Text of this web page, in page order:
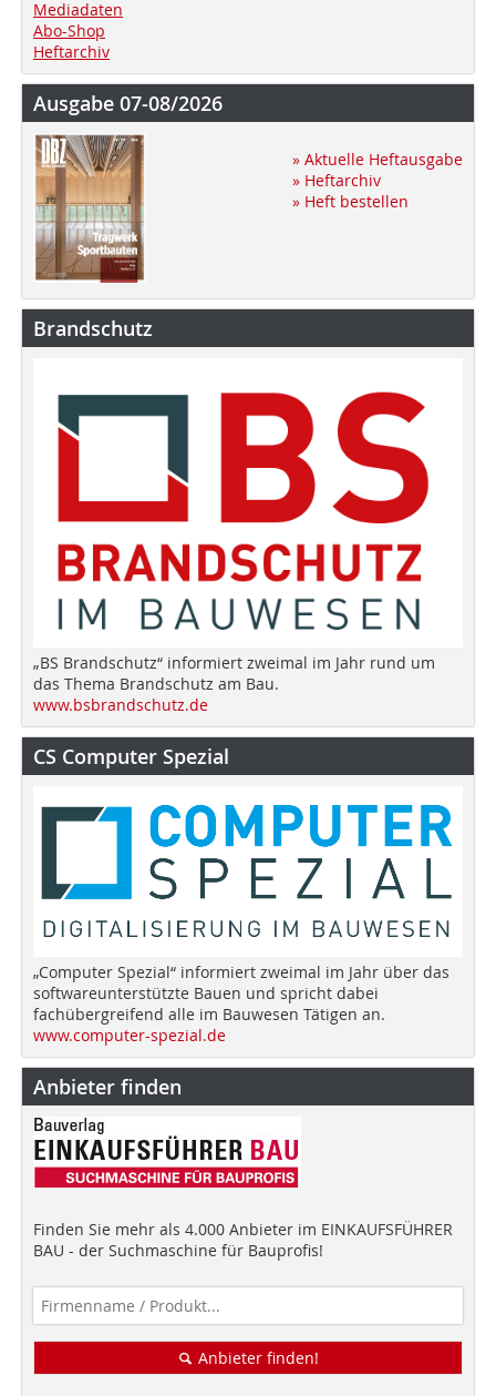
Mediadaten
Abo-Shop
Heftarchiv
Ausgabe 07-08/2026
» Aktuelle Heftausgabe
» Heftarchiv
» Heft bestellen
Brandschutz
„BS Brandschutz“ informiert zweimal im Jahr rund um
das Thema Brandschutz am Bau.
www.bsbrandschutz.de
CS Computer Spezial
„Computer Spezial“ informiert zweimal im Jahr über das
softwareunterstützte Bauen und spricht dabei
fachübergreifend alle im Bauwesen Tätigen an.
www.computer-spezial.de
Anbieter finden
Finden Sie mehr als 4.000 Anbieter im EINKAUFSFÜHRER
BAU - der Suchmaschine für Bauprofis!
Anbieter finden!